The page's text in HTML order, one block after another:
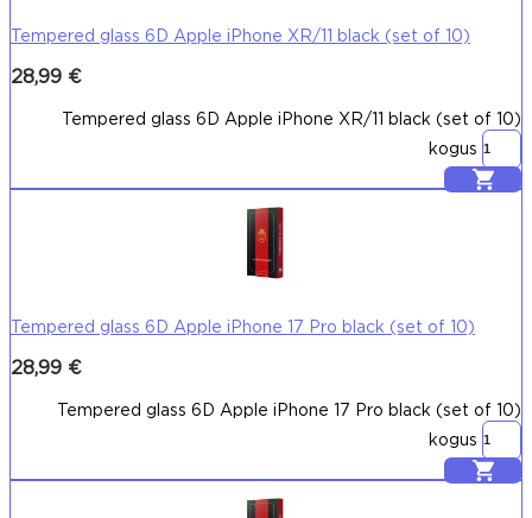
Tempered glass 6D Apple iPhone XR/11 black (set of 10)
28,99 €
Tempered glass 6D Apple iPhone XR/11 black (set of 10)
kogus
Lisa korvi
Tempered glass 6D Apple iPhone 17 Pro black (set of 10)
28,99 €
Tempered glass 6D Apple iPhone 17 Pro black (set of 10)
kogus
Lisa korvi